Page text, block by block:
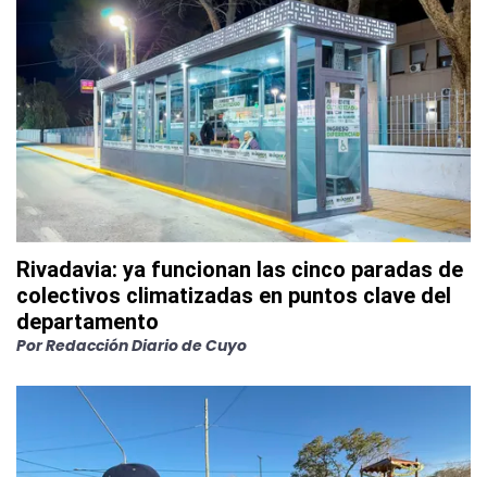
Rivadavia: ya funcionan las cinco paradas de
colectivos climatizadas en puntos clave del
departamento
PorRedacción Diario de Cuyo